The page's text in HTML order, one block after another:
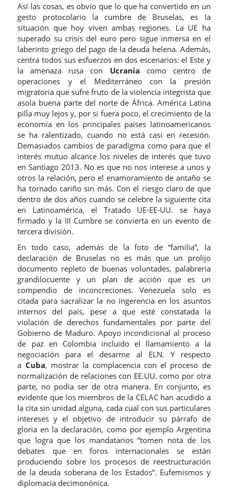
Así las cosas, es obvio que lo que ha convertido en un
gesto protocolario la cumbre de Bruselas, es la
situación que hoy viven ambas regiones. La UE ha
superado su crisis del euro pero sigue inmersa en el
laberinto griego del pago de la deuda helena. Además,
centra todos sus esfuerzos en dos escenarios: el Este y
la amenaza rusa con Ucrania como centro de
operaciones y el Mediterráneo con la presión
migratoria que sufre fruto de la violencia integrista que
asola buena parte del norte de África. América Latina
pilla muy lejos y, por si fuera poco, el crecimiento de la
economía en los principales países latinoamericanos
se ha ralentizado, cuando no está casi en recesión.
Demasiados cambios de paradigma como para que el
interés mutuo alcance los niveles de interés que tuvo
en Santiago 2013. No es que no nos interese a unos y
otros la relación, pero el enamoramiento de antaño se
ha tornado cariño sin más. Con el riesgo claro de que
dentro de dos años cuando se celebre la siguiente cita
en Latinoamérica, el Tratado UE-EE-UU. se haya
firmado y la III Cumbre se convierta en un evento de
tercera división.
En todo caso, además de la foto de “familia”, la
declaración de Bruselas no es más que un prolijo
documento repleto de buenas voluntades, palabrería
grandilocuente y un plan de acción que es un
compendio de inconcreciones. Venezuela solo es
citada para sacralizar la no ingerencia en los asuntos
internos del país, pese a que esté constatada la
violación de derechos fundamentales por parte del
Gobierno de Maduro. Apoyo incondicional al proceso
de paz en Colombia incluido el llamamiento a la
negociación para el desarme al ELN. Y respecto
a Cuba, mostrar la complacencia con el proceso de
normalización de relaciones con EE.UU. como por otra
parte, no podía ser de otra manera. En conjunto, es
evidente que los miembros de la CELAC han acudido a
la cita sin unidad alguna, cada cual con sus particulares
intereses y el objetivo de introducir su párrafo de
gloria en la declaración, como por ejemplo Argentina
que logra que los mandatarios “tomen nota de los
debates que en foros internacionales se están
produciendo sobre los procesos de reestructuración
de la deuda soberana de los Estados”. Eufemismos y
diplomacia decimonónica.